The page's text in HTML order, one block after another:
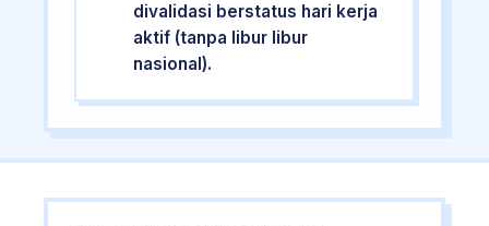
divalidasi berstatus hari kerja
aktif (tanpa libur libur
nasional).